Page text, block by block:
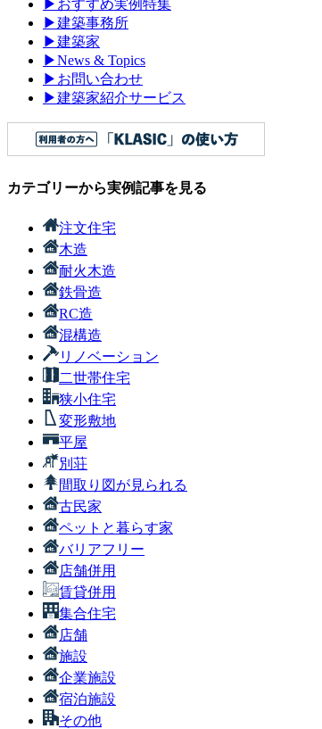
▶ おすすめ実例特集
▶建築事務所
▶建築家
▶News & Topics
▶ お問い合わせ
▶建築家紹介サービス
カテゴリーから実例記事を見る
注文住宅
木造
耐火木造
鉄骨造
RC造
混構造
リノベーション
二世帯住宅
狭小住宅
変形敷地
平屋
別荘
間取り図が見られる
古民家
ペットと暮らす家
バリアフリー
店舗併用
賃貸併用
集合住宅
店舗
施設
企業施設
宿泊施設
その他